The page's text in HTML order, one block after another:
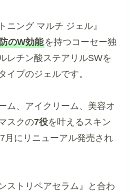
ニング マルチ ジェル』
のW効能を持つコーセー独
レチン酸ステアリルSWを
イプのジェルです。
ム、アイクリーム、美容オ
スクの7役を叶えるスキン
月にリニューアル発売され
ストリペアセラム』と合わ